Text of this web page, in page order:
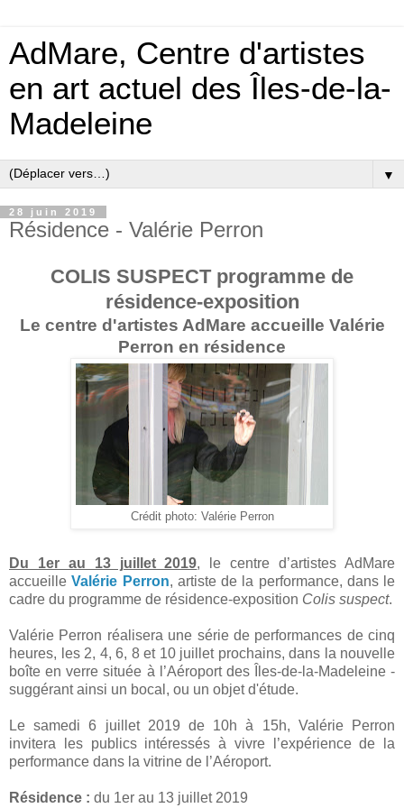
AdMare, Centre d'artistes
en art actuel des Îles-de-la-
Madeleine
▼
28 juin 2019
Résidence - Valérie Perron
COLIS SUSPECT programme de
résidence-exposition
Le centre d'artistes AdMare accueille Valérie
Perron en résidence
Crédit photo: Valérie Perron
Du 1er au 13 juillet 2019, le centre d’artistes AdMare
accueilleValérie Perron, artiste de la performance, dans le
cadre du programme de résidence-exposition Colis suspect.
Valérie Perron réalisera une série de performances de cinq
heures, les 2, 4, 6, 8 et 10 juillet prochains, dans la nouvelle
boîte en verre située à l’Aéroport des Îles-de-la-Madeleine -
suggérant ainsi un bocal, ou un objet d'étude.
Le samedi 6 juillet 2019 de 10h à 15h, Valérie Perron
invitera les publics intéressés à vivre l’expérience de la
performance dans la vitrine de l’Aéroport.
Résidence : du 1er au 13 juillet 2019